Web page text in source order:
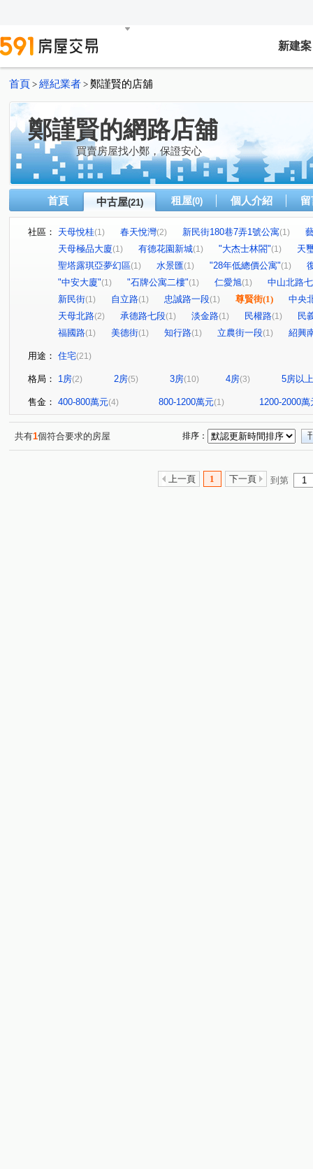
新建案
首頁 > 經紀業者 > 鄭謹賢的店舖
鄭謹賢的網路店舖
買賣房屋找小鄭，保證安心
首頁 中古屋(21) 租屋(0) 個人介紹
社區： 天母悅桂(1) 春天悅灣(2) 新民街180巷7弄1號公寓(1)
天母極品大廈(1) 有德花園新城(1) "大杰士林閤"(1)
天
聖塔露琪亞夢幻區(1) 水景匯(1) "28年低總價公寓"(1)
"中安大廈"(1) "石牌公寓二樓"(1) 仁愛旭(1)
中山北路
新民街(1) 自立路(1) 忠誠路一段(1) 尊賢街(1)
中央
天母北路(2) 承德路七段(1) 淡金路(1) 民權路(1)
民
福國路(1) 美德街(1) 知行路(1) 立農街一段(1) 紹興
用途： 住宅(21)
格局： 1房(2) 2房(5) 3房(10) 4房(3) 5房以上
售金： 400-800萬元(4) 800-1200萬元(1) 1200-2000萬
共有1個符合要求的房屋 排序：
上一頁 1 下一頁 到第